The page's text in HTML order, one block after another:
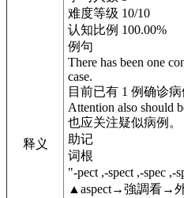
释义
难度等级 10/10
认知比例 100.00%
例句
There has been one
case.
目前已有 1 例确诊
Attention also should
也应关注疑似病例。
助记
词根
"-pect ,-spect ,-spec ,-
▲aspect→強調看→